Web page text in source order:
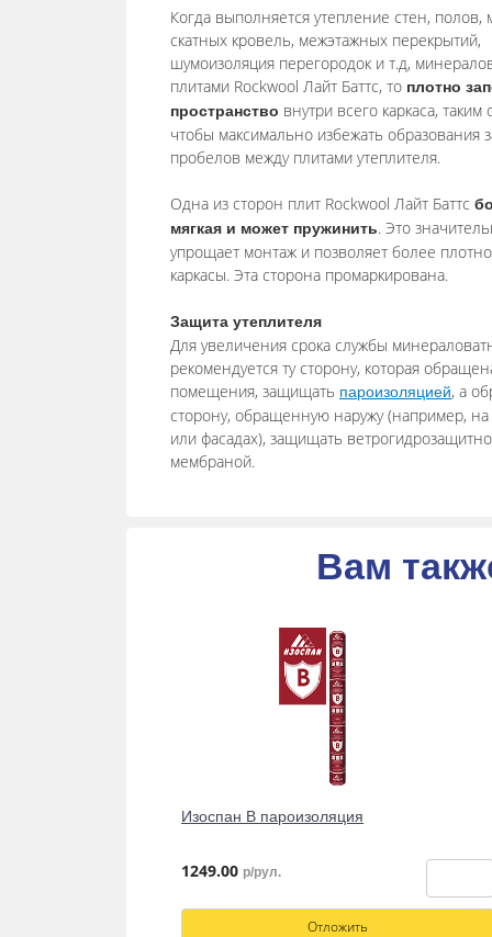
Когда выполняется утепление стен, полов,
скатных кровель, межэтажных перекрытий,
шумоизоляция перегородок и т.д,
плитами Rockwool Лайт Баттc, то плотно
пространство внутри всего каркаса, таким
чтобы максимально избежать образования
пробелов между плитами утеплителя.
Одна из сторон плит Rockwool Лайт Баттc
мягкая и может пружинить. Это
упрощает монтаж и позволяет более
каркасы. Эта сторона промаркирована.
Защита утеплителя
Для увеличения срока службы
рекомендуется ту сторону, которая
помещения, защищать пароизоляцией, а
сторону, обращенную наружу (например, на
или фасадах), защищать
мембраной.
Вам
Изоспан В пароизоляция
1249.00 р/рул.
Отложить